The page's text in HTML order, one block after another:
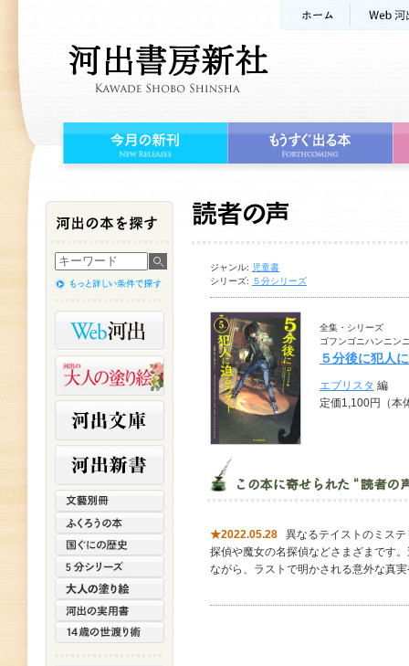
ジャンル: 児童書
シリーズ: ５分シリーズ
全集・シリーズ
ゴフンゴニハンニン
５分後に犯人
エブリスタ 編
定価1,100円（本
★2022.05.28 異なるテイストのミス
探偵や魔女の名探偵などさまざまです
ながら、ラストで明かされる意外な真